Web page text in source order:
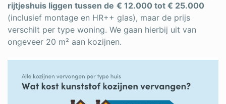
rijtjeshuis liggen tussen de € 12.000 tot € 25.000
(inclusief montage en HR++ glas), maar de prijs
verschilt per type woning. We gaan hierbij uit van
ongeveer 20 m² aan kozijnen.